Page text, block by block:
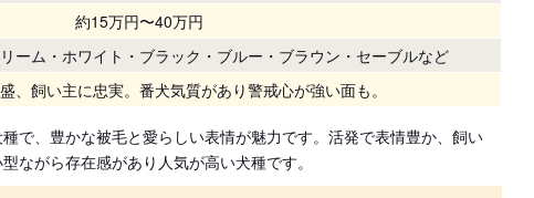
約15万円〜40万円
ーム・ホワイト・ブラック・ブルー・ブラウン・セーブルなど
、飼い主に忠実。番犬気質があり警戒心が強い面も。
で、豊かな被毛と愛らしい表情が魅力です。活発で表情豊か、飼い
ながら存在感があり人気が高い犬種です。